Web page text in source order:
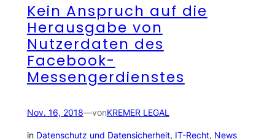
Kein Anspruch auf die
Herausgabe von
Nutzerdaten des
Facebook-
Messengerdienstes
Nov. 16, 2018—vonKREMER LEGAL
in Datenschutz und Datensicherheit, IT-Recht, News